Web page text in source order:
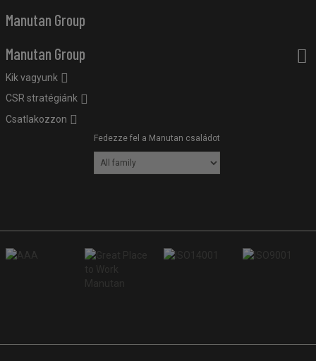
Manutan Group
Manutan Group
Kik vagyunk
CSR stratégiánk
Csatlakozzon
Fedezze fel a Manutan családot